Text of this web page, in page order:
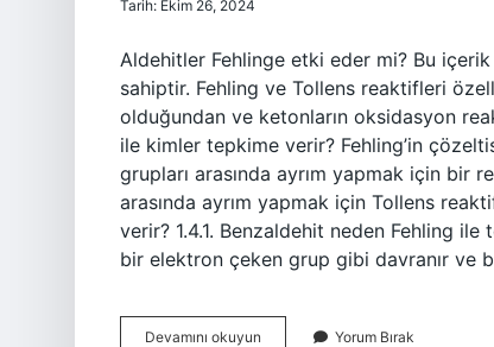
Tarih: Ekim 26, 2024
Aldehitler Fehlinge etki eder mi? Bu
sahiptir. Fehling ve Tollens reaktifleri
olduğundan ve ketonların oksidasyon
ile kimler tepkime verir? Fehling’in
grupları arasında ayrım yapmak için bir
arasında ayrım yapmak için Tollens
verir? 1.4.1. Benzaldehit neden Fehling
bir elektron çeken grup gibi davranır ve
Devamını okuyun Yorum Bırak